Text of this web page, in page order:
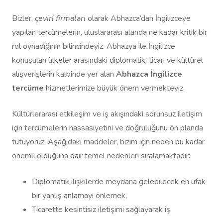
Bizler, çeviri firmaları olarak Abhazca’dan İngilizceye
yapılan tercümelerin, uluslararası alanda ne kadar kritik bir
rol oynadığının bilincindeyiz. Abhazya ile İngilizce
konuşulan ülkeler arasındaki diplomatik, ticari ve kültürel
alışverişlerin kalbinde yer alan Abhazca İngilizce
tercüme hizmetlerimize büyük önem vermekteyiz.
Kültürlerarası etkileşim ve iş akışındaki sorunsuz iletişim
için tercümelerin hassasiyetini ve doğruluğunu ön planda
tutuyoruz. Aşağıdaki maddeler, bizim için neden bu kadar
önemli olduğuna dair temel nedenleri sıralamaktadır:
Diplomatik ilişkilerde meydana gelebilecek en ufak
bir yanlış anlamayı önlemek.
Ticarette kesintisiz iletişimi sağlayarak iş